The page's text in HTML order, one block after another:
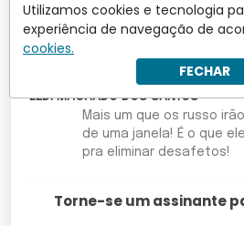
Será que o nosso
exteriores moverá uma
LEDI MACHADO DOS SANTOS
Mais um que os russo
de uma janela! É o que
pra eliminar desafetos!
Torne-se um assinante
Utilizamos cookies e tecnologia
experiência de navegação de
cookies.
FECHAR